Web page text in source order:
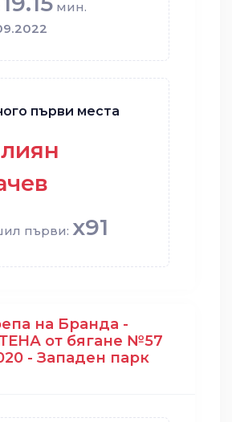
мин.
първи места
първи: x91
на Бранда -
от бягане №57
- Западен парк